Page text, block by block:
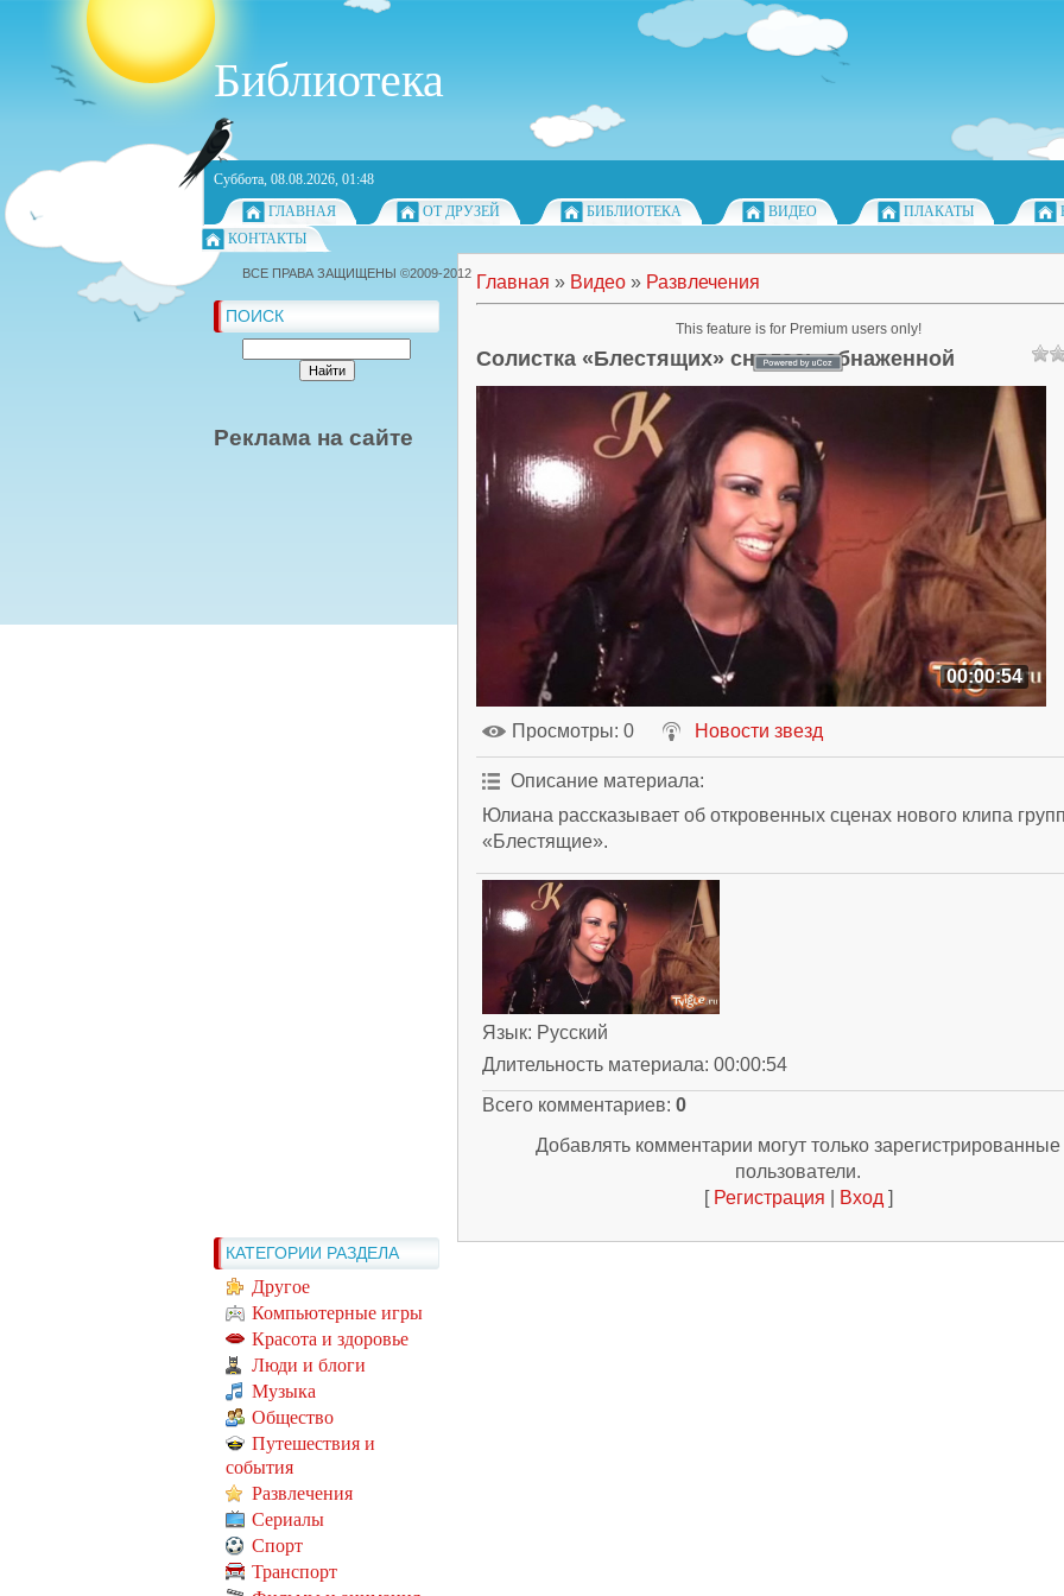
Библиотека
Суббота, 08.08.2026, 01:48
ГЛАВНАЯ
ОТ ДРУЗЕЙ БИБЛИОТЕКА ВИДЕО ПЛАКАТЫ
КОНТАКТЫ
ПОИСК
Реклама на сайте
КАТЕГОРИИ РАЗДЕЛА
Другое
Компьютерные игры
Красота и здоровье
Люди и блоги
Музыка
Общество
Путешествия и
события
Развлечения
Сериалы
Спорт
Транспорт
Главная » Видео » Развлечения
Солистка «Блестящих» снялась обнаженной
00:00:54
Просмотры: 0 Новости звезд
Описание материала:
Юлиана рассказывает об откровенных сценах нового клипа
«Блестящие».
Язык: Русский
Длительность материала: 00:00:54
Всего комментариев: 0
Добавлять комментарии могут только зарегистрированные
пользователи.
[ Регистрация Вход ]
ВСЕ ПРАВА ЗАЩИЩЕНЫ ©2009-2012
This feature is for Premium users only!